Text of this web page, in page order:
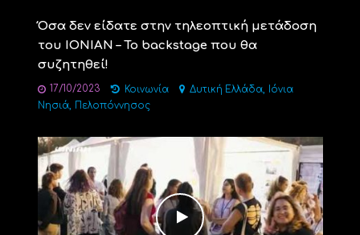
Όσα δεν είδατε στην τηλεοπτική μετάδοση
του ΙΟΝΙΑΝ – Το backstage που θα
συζητηθεί!
17/10/2023 Κοινωνία Δυτική Ελλάδα, Ιόνια
Νησιά, Πελοπόννησος